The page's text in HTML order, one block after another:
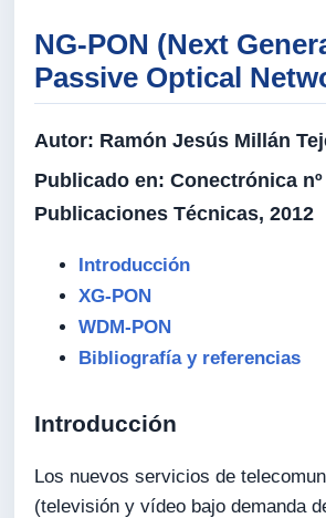
NG-PON (Next
Passive Optical
Autor: Ramón Jesús Millán
Publicado en: Conectrónica nº
Publicaciones Técnicas, 2012
Introducción
XG-PON
WDM-PON
Bibliografía y referencias
Introducción
Los nuevos servicios de
(televisión y vídeo bajo demanda